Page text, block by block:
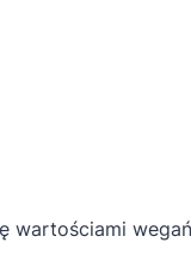
wartościami